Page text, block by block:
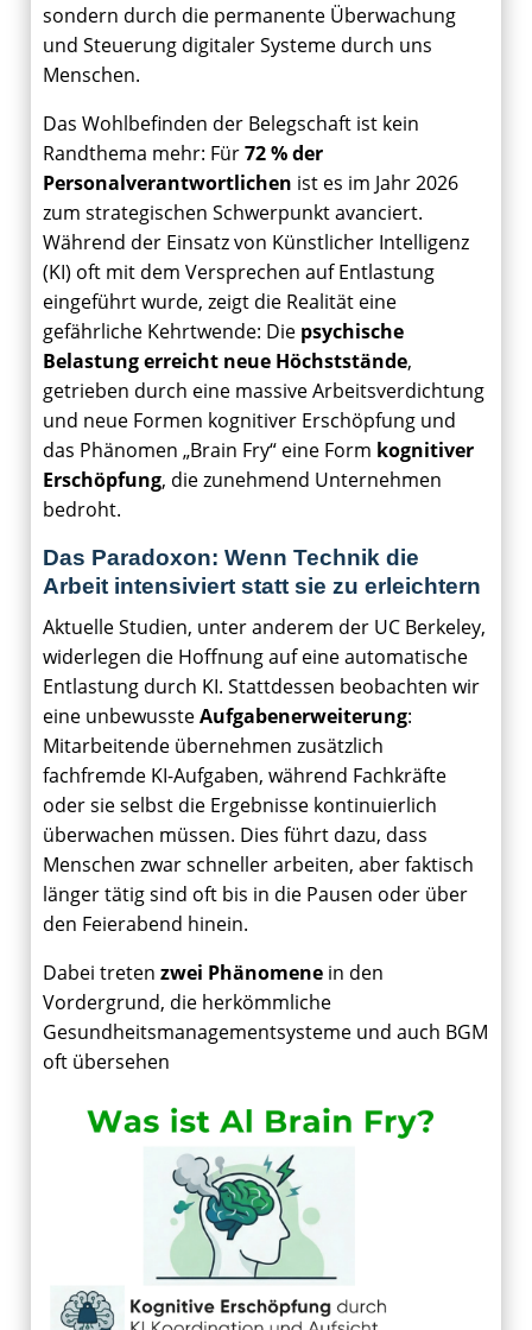
sondern durch die permanente Überwachung
und Steuerung digitaler Systeme durch uns
Menschen.
Das Wohlbefinden der Belegschaft ist kein
Randthema mehr: Für72 % der
Personalverantwortlichen ist es im Jahr 2026
zum strategischen Schwerpunkt avanciert.
Während der Einsatz von Künstlicher Intelligenz
(KI) oft mit dem Versprechen auf Entlastung
eingeführt wurde, zeigt die Realität eine
gefährliche Kehrtwende: Die psychische
Belastung erreicht neue Höchststände,
getrieben durch eine massive Arbeitsverdichtung
und neue Formen kognitiver Erschöpfung und
das Phänomen „Brain Fry“ eine Form kognitiver
Erschöpfung, die zunehmend Unternehmen
bedroht.
Das Paradoxon: Wenn Technik die
Arbeit intensiviert statt sie zu erleichtern
Aktuelle Studien, unter anderem der UC Berkeley,
widerlegen die Hoffnung auf eine automatische
Entlastung durch KI. Stattdessen beobachten wir
eine unbewussteAufgabenerweiterung:
Mitarbeitende übernehmen zusätzlich
fachfremde KI-Aufgaben, während Fachkräfte
oder sie selbst die Ergebnisse kontinuierlich
überwachen müssen. Dies führt dazu, dass
Menschen zwar schneller arbeiten, aber faktisch
länger tätig sind oft bis in die Pausen oder über
den Feierabend hinein.
Dabei tretenzwei Phänomene in den
Vordergrund, die herkömmliche
Gesundheitsmanagementsysteme und auch BGM
oft übersehen